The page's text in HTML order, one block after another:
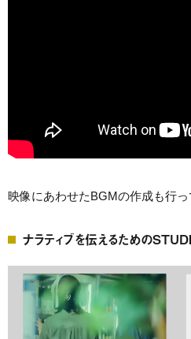
映像にあわせたBGMの作成も行っ
ナラティブを伝えるための